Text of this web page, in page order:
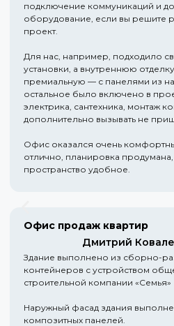
подключение коммуникаций и
оборудование, если вы решите
проект.
Для нас, например, подходило
установки, а внутреннюю
премиальную — с панелями из
остальное было включено в
электрика, сантехника, монтаж
дополнительно вызывать не
Офис оказался очень
отлично, планировка
пространство удобное.
Офис продаж квартир
Дмитрий
Здание выполнено из сборно-
контейнеров с устройством
строительной компании «Семья»
Наружный фасад здания
композитных панелей.